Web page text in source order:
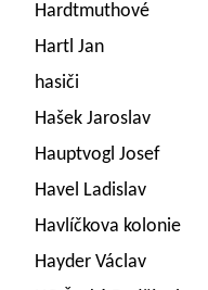
Hardtmuthové
Hartl Jan
hasiči
Hašek Jaroslav
Hauptvogl Josef
Havel Ladislav
Havlíčkova kolonie
Hayder Václav